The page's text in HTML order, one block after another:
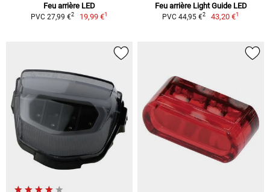
Feu arrière LED
PVC 27,99 €2 19,99 €1
Feu arrière Light Guide LED
PVC 44,95 €2 43,20 €1